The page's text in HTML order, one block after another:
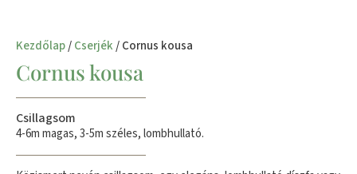
Kezdőlap/Cserjék/ Cornus kousa
Cornus kousa
Csillagsom
4-6m magas, 3-5m széles, lombhullató.